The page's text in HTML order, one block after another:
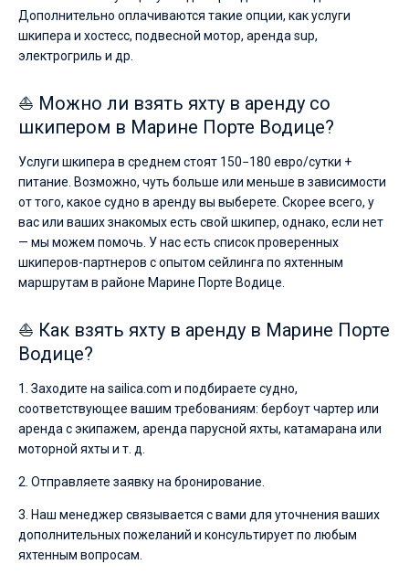
Дополнительно оплачиваются такие опции, как услуги
шкипера и хостесс, подвесной мотор, аренда sup,
электрогриль и др.
⛵ Можно ли взять яхту в аренду со
шкипером в Марине Порте Водице?
Услуги шкипера в среднем стоят 150−180 евро/сутки +
питание. Возможно, чуть больше или меньше в зависимости
от того, какое судно в аренду вы выберете. Скорее всего, у
вас или ваших знакомых есть свой шкипер, однако, если нет
— мы можем помочь. У нас есть список проверенных
шкиперов-партнеров с опытом сейлинга по яхтенным
маршрутам в районе Марине Порте Водице.
⛵ Как взять яхту в аренду в Марине Порте
Водице?
1. Заходите на sailica.com и подбираете судно,
соответствующее вашим требованиям: бербоут чартер или
аренда с экипажем, аренда парусной яхты, катамарана или
моторной яхты и т. д.
2. Отправляете заявку на бронирование.
3. Наш менеджер связывается с вами для уточнения ваших
дополнительных пожеланий и консультирует по любым
яхтенным вопросам.